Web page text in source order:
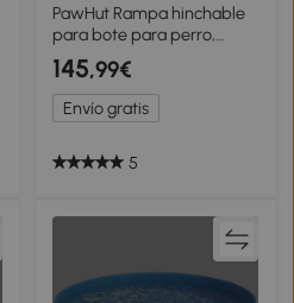
PawHut Rampa hinchable
para bote para perro,
plataforma flotante para
deportes acuáticos 120 x
90 x 10 cm azul y gris
145,99€
Envío gratis
5